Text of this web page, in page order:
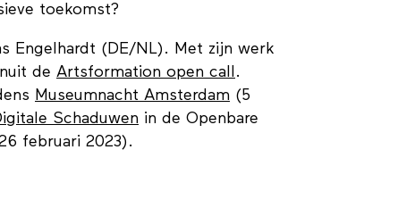
toekomst?
Engelhardt (DE/NL). Met zijn werk
de Artsformation open call.
Museumnacht Amsterdam (5
Schaduwen in de Openbare
februari 2023).